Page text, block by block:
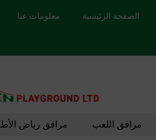
الصفحة الرئيسية معلومات عنا
مرافق اللعب مرافق رياض